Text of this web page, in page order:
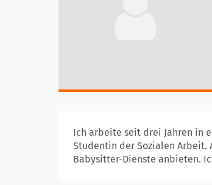
Ich arbeite seit drei Jahren in
Studentin der Sozialen Arbeit.
Babysitter-Dienste anbieten.